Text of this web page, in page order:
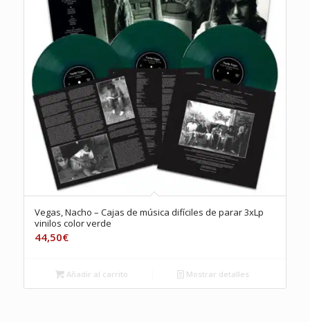
Vegas, Nacho – Cajas de música difíciles de parar 3xLp
vinilos color verde
44,50€
Añadir al carrito Mostrar detalles